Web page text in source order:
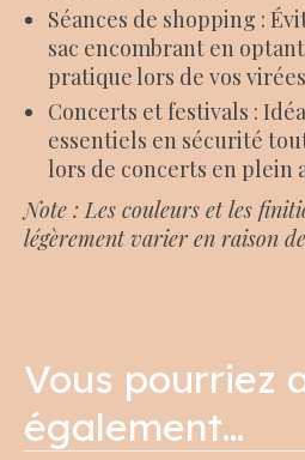
Séances de shopping :
sac encombrant en
pratique lors de vos
Concerts et festivals :
essentiels en sécurité
lors de concerts en plein
Note : Les couleurs et les
légèrement varier en raison
Vous pourriez
également…